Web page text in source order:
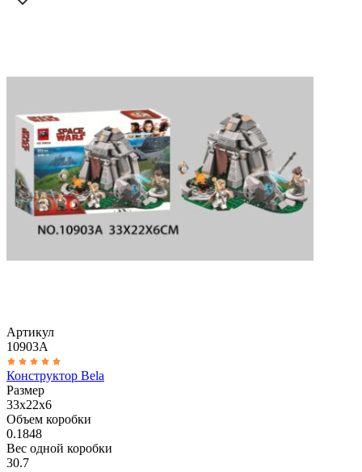
Артикул
10903A
Конструктор Bela
Размер
33x22x6
Объем коробки
0.1848
Вес одной коробки
30.7